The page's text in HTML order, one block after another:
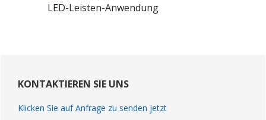
LED-Leisten-Anwendung
Sidebar
KONTAKTIEREN SIE UNS
Klicken Sie auf Anfrage zu senden jetzt